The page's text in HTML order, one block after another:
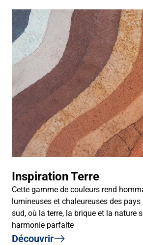
Inspiration Terre
Cette gamme de couleurs rend
lumineuses et chaleureuses des pays
sud, où la terre, la brique et la nature
harmonie parfaite
Découvrir